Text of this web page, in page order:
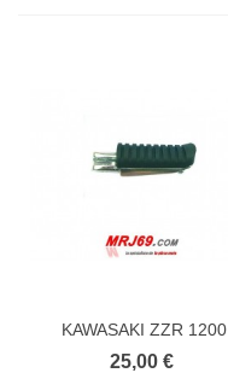
KAWASAKI ZZR 1200
2002-2003...
25,00 €